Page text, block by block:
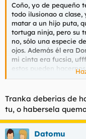
Coño, yo de pequeño
todo ilusionao a clase,
matar a un hijo puta,
tortuga ninja, pero su
no, sólo una especie
ojos. Además él era
mi cinta era fucsia,
estos pueden
está curada y no es así.
Tranka deberias de
tu, o habersela
Datomu